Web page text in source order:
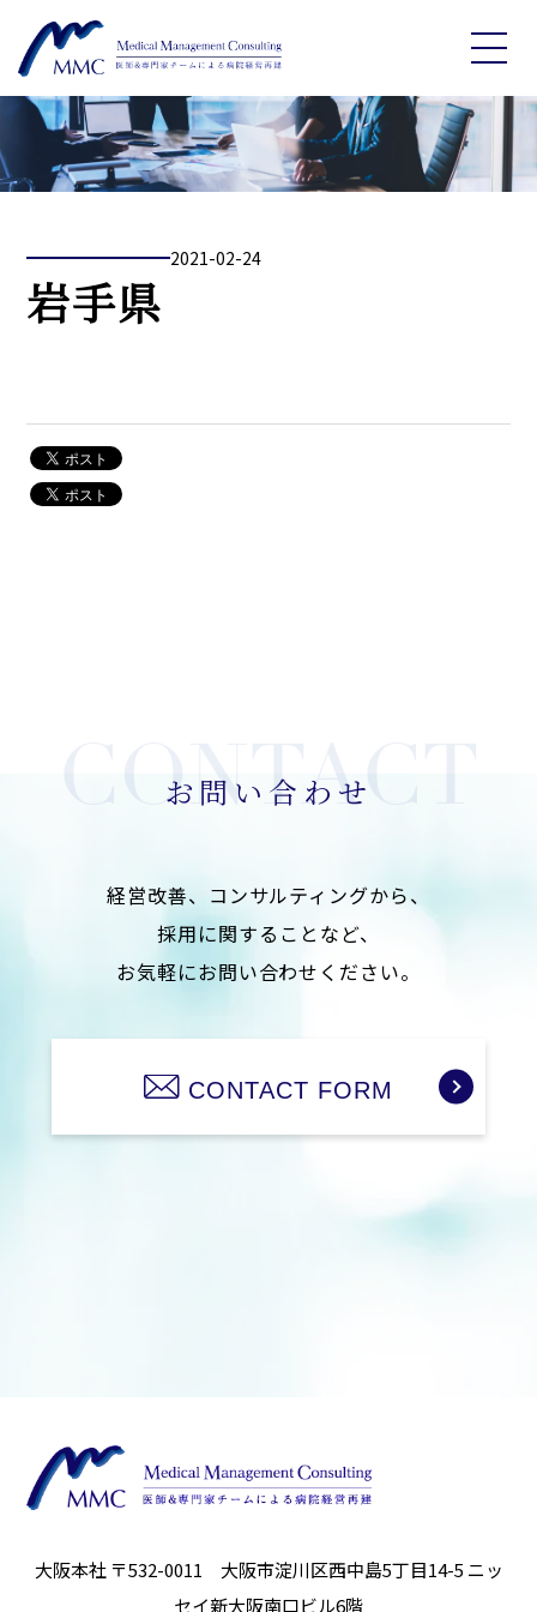
2021-02-24
岩手県
お問い合わせ
経営改善、コンサルティングから、
採用に関することなど、
お気軽にお問い合わせください。
CONTACT FORM
大阪本社 〒532-0011 大阪市淀川区西中島5丁目14-5 ニッ
セイ新大阪南口ビル6階